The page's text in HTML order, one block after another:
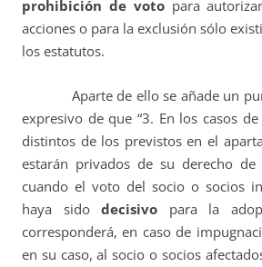
prohibición de votopara
acciones o para la exclusión sólo
los estatutos.
Aparte de ello se añade un
expresivo de que “3. En los casos
distintos de los previstos en el
estarán privados de su derecho
cuando el voto del socio o socios
haya sidodecisivo para la
corresponderá, en caso de
en su caso, al socio o socios